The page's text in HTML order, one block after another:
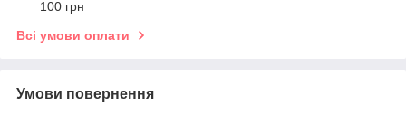
100 грн
Всі умови оплати
Умови повернення